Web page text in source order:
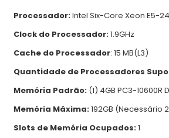
Processador:Intel Six-Core Xeon E5-
Clock do Processador:1.9GHz
Cache do Processador: 15 MB(L3)
Quantidade de Processadores
Memória Padrão: (1) 4GB PC3-10600R
Memória Máxima:192GB
Slots de Memória Ocupados:1